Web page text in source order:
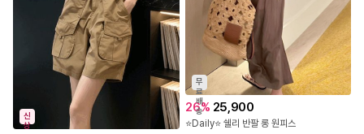
SIZE
XS,S,M,L 네 사이즈이며 44반 사이즈의 모델들은
S사이즈 착용시 편하게 잘 맞았답니다
자세한 사이즈는 하단의 상세사이즈 참고 후 구매해주세요
정확한 사이즈는 하단의 size표를 꼭! 참고해주세요
신
상
무
료
배
송
26% 25,900
⭐Daily⭐ 쉘리 반팔 롱 원피스